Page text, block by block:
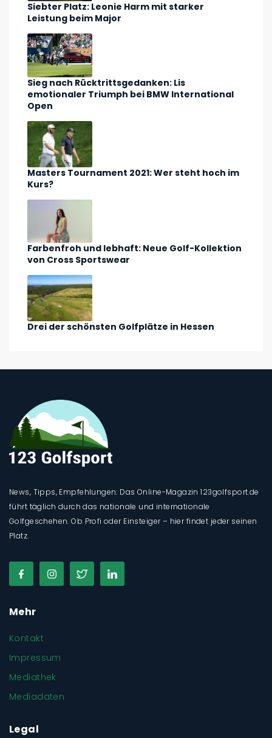
Siebter Platz: Leonie Harm mit starker
Leistung beim Major
Sieg nach Rücktrittsgedanken: Lis
emotionaler Triumph bei BMW International
Open
Masters Tournament 2021: Wer steht hoch im
Kurs?
Farbenfroh und lebhaft: Neue Golf-Kollektion
von Cross Sportswear
Drei der schönsten Golfplätze in Hessen
News, Tipps, Empfehlungen: Das Online-Magazin 123golfsport.de
führt täglich durch das nationale und internationale
Golfgeschehen. Ob Profi oder Einsteiger – hier findet jeder seinen
Platz.
Mehr
Kontakt
Impressum
Mediathek
Mediadaten
Legal